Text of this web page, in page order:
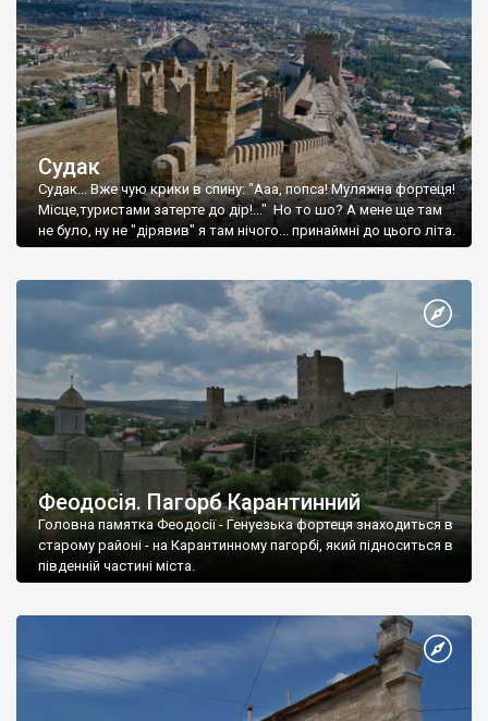
Судак
Судак... Вже чую крики в спину: "Ааа, попса! Муляжна фортеця!
Місце,туристами затерте до дір!..." Но то шо? А мене ще там
не було, ну не "дірявив" я там нічого... принаймні до цього літа.
Феодосія. Пагорб Карантинний
Головна памятка Феодосії - Генуезька фортеця знаходиться в
старому районі - на Карантинному пагорбі, який підноситься в
південній частині міста.